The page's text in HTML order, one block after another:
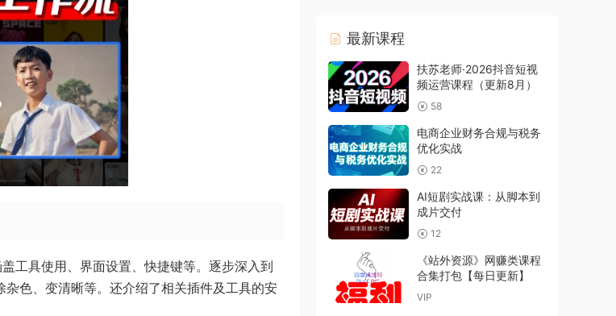
工具使用、界面设置、快捷键等。逐步深入到
色、变清晰等。还介绍了相关插件及工具的安
最新课程
扶苏老师·2026抖音短视
频运营课程（更新8月）
58
电商企业财务合规与税务
优化实战
22
AI短剧实战课：从脚本到
成片交付
12
《站外资源》网赚类课程
合集打包【每日更新】
VIP